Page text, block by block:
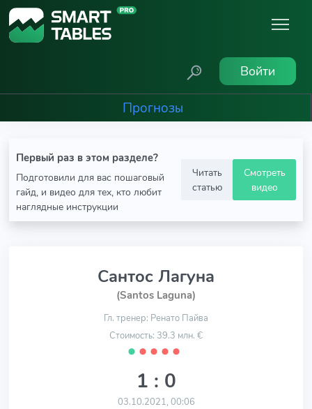
Войти
Прогнозы
Первый раз в этом разделе?
Подготовили для вас пошаговый
гайд, и видео для тех, кто любит
наглядные инструкции
Читать
статью
Смотреть
видео
Сантос Лагуна
(Santos Laguna)
Гл. тренер: Ренато Пайва
Стоимость: 39.3 млн. €
⬤ ⬤ ⬤ ⬤ ⬤
1 : 0
03.10.2021, 00:06